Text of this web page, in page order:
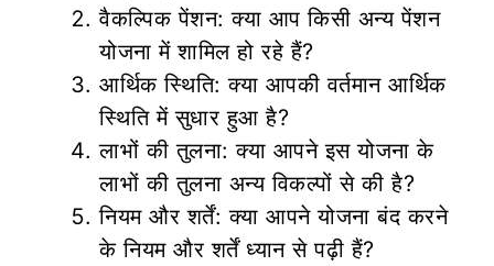
वैकल्पिक पेंशन: क्या आप किसी अन्य पेंशन
योजना में शामिल हो रहे हैं?
आर्थिक स्थिति: क्या आपकी वर्तमान आर्थिक
स्थिति में सुधार हुआ है?
लाभों की तुलना: क्या आपने इस योजना के
लाभों की तुलना अन्य विकल्पों से की है?
नियम और शर्तें: क्या आपने योजना बंद करने
के नियम और शर्तें ध्यान से पढ़ी हैं?